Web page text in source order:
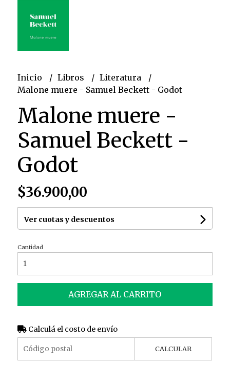
Inicio Libros
Literatura
Malone muere - Samuel Beckett - Godot
Malone muere -
Samuel Beckett -
Godot
$36.900,00
Ver cuotas y descuentos
Cantidad
AGREGAR AL CARRITO
Calculá el costo de envío
CALCULAR